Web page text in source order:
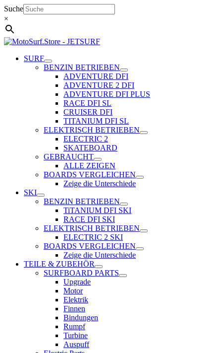
Zum
Inhalt
springen
Suche
×
SURF
BENZIN BETRIEBEN
ADVENTURE DFI
ADVENTURE 2 DFI
ADVENTURE DFI PLUS
RACE DFI SL
CRUISER DFI
TITANIUM DFI SL
ELEKTRISCH BETRIEBEN
ELECTRIC 2
SKATEBOARD
GEBRAUCHT
ALLE ZEIGEN
BOARDS VERGLEICHEN
Zeige die Unterschiede
SKI
BENZIN BETRIEBEN
TiTANIUM DFI SKI
RACE DFI SKI
ELEKTRISCH BETRIEBEN
ELECTRIC 2 SKI
BOARDS VERGLEICHEN
Zeige die Unterschiede
TEILE & ZUBEHÖR
SURFBOARD PARTS
Upgrade
Motor
Elektrik
Finnen
Bindungen
Rumpf
Turbine
Auspuff